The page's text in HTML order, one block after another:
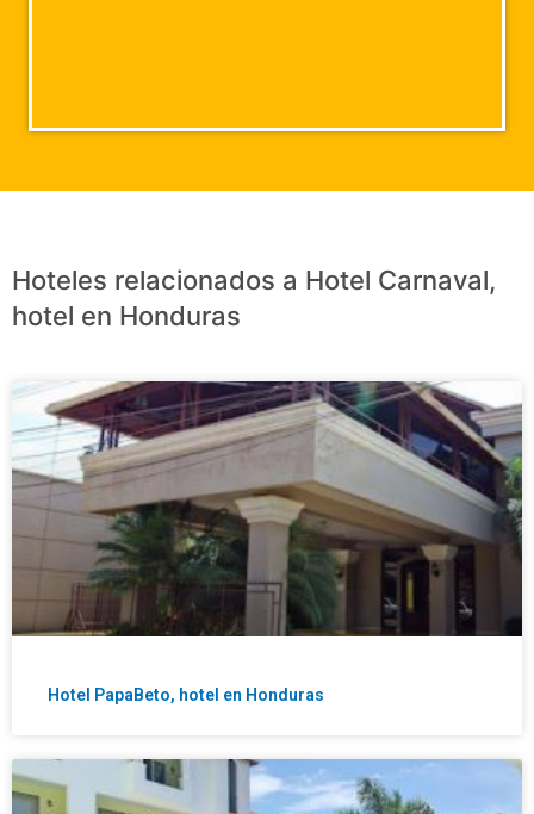
Hoteles relacionados a Hotel Carnaval,
hotel en Honduras
Hotel PapaBeto, hotel en Honduras